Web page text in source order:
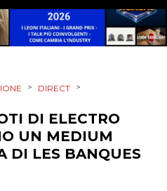
> DIRECT >
DI ELECTRO
UN MEDIUM
DI LES BANQUES